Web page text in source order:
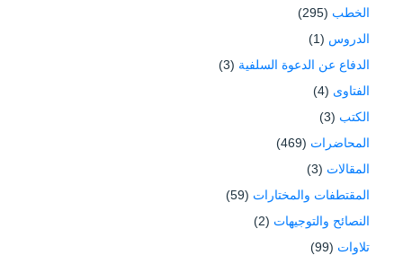
الخطب (295)
الدروس (1)
الدفاع عن الدعوة السلفية (3)
الفتاوى (4)
الكتب (3)
المحاضرات (469)
المقالات (3)
المقتطفات والمختارات (59)
النصائح والتوجيهات (2)
تلاوات (99)